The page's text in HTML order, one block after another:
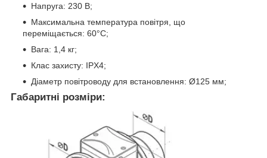
Напруга: 230 В;
Максимальна температура повітря, що
переміщається: 60°С;
Вага: 1,4 кг;
Клас захисту: IPX4;
Діаметр повітроводу для встановлення: Ø125 мм;
Габаритні розміри: